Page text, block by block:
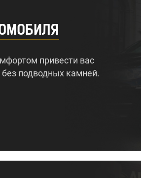
привести вас
подводных камней.